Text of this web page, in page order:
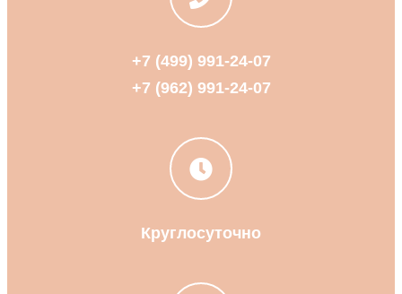
+7 (499) 991-24-07
+7 (962) 991-24-07
Круглосуточно